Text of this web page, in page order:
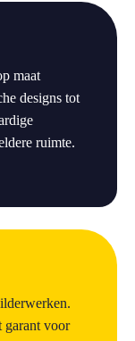
maat
designs tot
ruimte.
garant voor